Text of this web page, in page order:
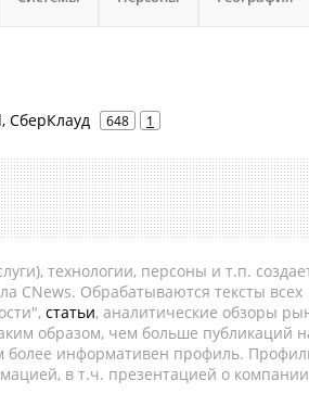
СберКлауд 648 1
технологии, персоны и т.п.
CNews. Обрабатываются тексты всех
статьи, аналитические обзоры
образом, чем больше публикаций
более информативен профиль.
в т.ч. презентацией о